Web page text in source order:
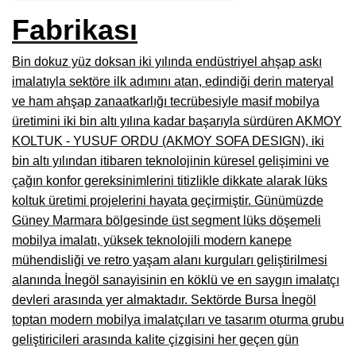
Burdur Mobilya İmalatçıları, Fabrikaları, Mağazaları
Eskişehir Mobilyacılar, Mobilya Mağazaları, Firmaları
Isparta Mobilyacılar, Mobilya Mağazaları, Fabrikaları
Çankırı Mobilyacılar, Mobilya Mağazaları, İmalatçıları
Mersin Mobilyacılar, Mobilya Mağazaları, Üreticileri
Antalya Mobilyacıları, Mobilya Mağazaları, Firmaları
Bolu Mobilyacılar, Mobilya Mağazaları, İmalatçıları
Kırklareli Mobilyacılar, Mobilya Firmaları, Mağazaları
Muğla Mobilyacılar, Mobilya Mağazaları, İmalatçıları
Kastamonu Mobilya Mağazaları, Firmaları
Sakarya Mobilyacılar, Mobilya Mağazaları, İmalatçıları
Fabrikası
Bin dokuz yüz doksan iki yılında endüstriyel ahşap askı
imalatıyla sektöre ilk adımını atan, edindiği derin materyal
ve ham ahşap zanaatkarlığı tecrübesiyle masif mobilya
üretimini iki bin altı yılına kadar başarıyla sürdüren AKMOY
KOLTUK - YUSUF ORDU (AKMOY SOFA DESIGN), iki
bin altı yılından itibaren teknolojinin küresel gelişimini ve
çağın konfor gereksinimlerini titizlikle dikkate alarak lüks
koltuk üretimi projelerini hayata geçirmiştir. Günümüzde
Güney Marmara bölgesinde üst segment lüks döşemeli
mobilya imalatı, yüksek teknolojili modern kanepe
mühendisliği ve retro yaşam alanı kurguları geliştirilmesi
alanında İnegöl sanayisinin en köklü ve en saygın imalatçı
devleri arasında yer almaktadır. Sektörde Bursa İnegöl
toptan modern mobilya imalatçıları ve tasarım oturma grubu
geliştiricileri arasında kalite çizgisini her geçen gün